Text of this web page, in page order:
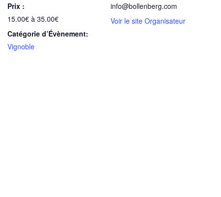
Prix :
15.00€ à 35.00€
Catégorie d’Évènement:
Vignoble
info@bollenberg.com
Voir le site Organisateur